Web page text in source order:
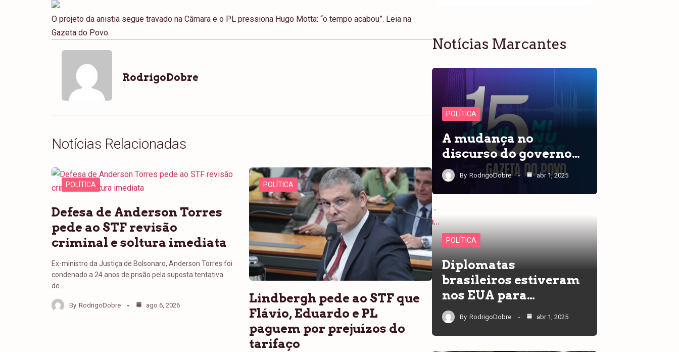
O projeto da anistia segue travado na Câmara e o PL pressiona Hugo Motta: “o tempo acabou”. Leia na
Gazeta do Povo.
RodrigoDobre
Notícias Relacionadas
POLÍTICA
Defesa de Anderson Torres
pede ao STF revisão
criminal e soltura imediata
Ex-ministro da Justiça de Bolsonaro, Anderson Torres foi
condenado a 24 anos de prisão pela suposta tentativa
de…
By RodrigoDobre ago 6, 2026
POLÍTICA
Lindbergh pede ao STF que
Flávio, Eduardo e PL
paguem por prejuízos do
tarifaço
Notícias Marcantes
POLÍTICA
A mudança no
discurso do governo…
By RodrigoDobre abr 1, 2025
POLÍTICA
Diplomatas
brasileiros estiveram
nos EUA para…
By RodrigoDobre abr 1, 2025